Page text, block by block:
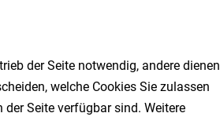
der Seite notwendig, andere dienen
welche Cookies Sie zulassen
Seite verfügbar sind. Weitere